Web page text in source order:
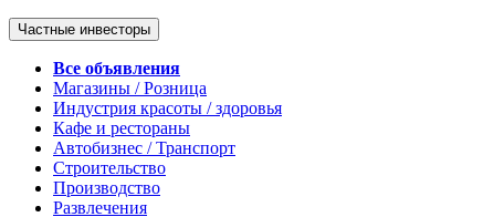
Частные инвесторы
Все объявления
Магазины / Розница
Индустрия красоты / здоровья
Кафе и рестораны
Автобизнес / Транспорт
Строительство
Производство
Развлечения